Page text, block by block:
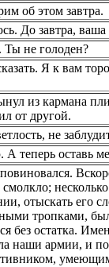
об этом завтра.
До завтра, ваша
не голоден?
Я к вам
из кармана
от другой.
не
теперь оставь
отыскать его
тропками,
без остатка.
наши армии, и
умеющим